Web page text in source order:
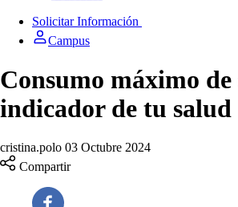
Solicitar Información
Campus
Consumo máximo de
indicador de tu salud
cristina.polo 03 Octubre 2024
Compartir